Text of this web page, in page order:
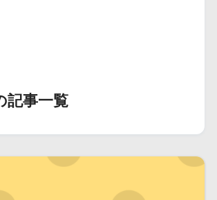
記事一覧